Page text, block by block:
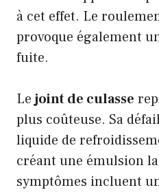
à cet effet. Le
provoque également
fuite.
Lejoint de culasse
plus coûteuse. Sa
liquide de
créant une émulsion
symptômes incluent